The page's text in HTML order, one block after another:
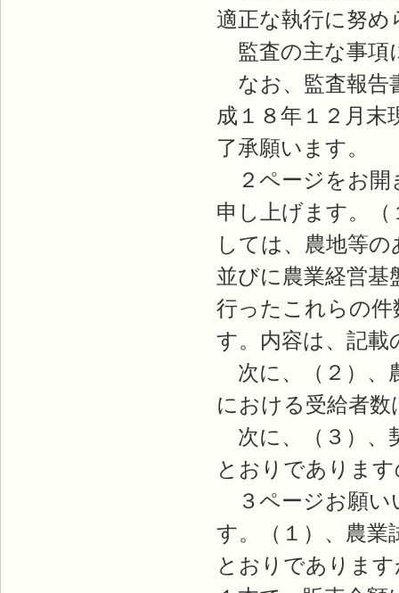
適正な執行に努
監査の主な事項
なお、監査報告
成１８年１２月
了承願います。
２ページをお開
申し上げます。
しては、農地等
並びに農業経営基
行ったこれらの
す。内容は、記
次に、（２）、
における受給者
次に、（３）、
とおりでありま
３ページお願い
す。（１）、農業
とおりでありま